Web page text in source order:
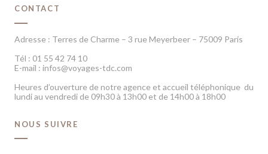
CONTACT
Adresse : Terres de Charme – 3 rue Meyerbeer – 75009 Paris
Tél : 01 55 42 74 10
E-mail : infos@voyages-tdc.com
Heures d’ouverture de notre agence et accueil téléphonique du
lundi au vendredi de 09h30 à 13h00 et de 14h00 à 18h00
NOUS SUIVRE